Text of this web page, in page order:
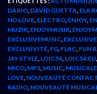
DARIO, DAVID GUETTA, ELA
NO LOVE, ELECTRO, ENJOY,
MUZIK, ENJOYMUSIK,
EXCLUSIVEMUSIC,
EXCLUSIVITÉ, FG, FLAC, FUN
JAY STYLE, LOIC54, LOIC54.EU,
MICO, MP3, MUSIC,
LOVE, NOUVEAUTÉ
RADIO, NOUVEAUTÉ